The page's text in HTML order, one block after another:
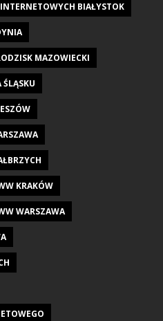
BIAŁYSTOK
MAZOWIECKI
KRAKÓW
WARSZAWA